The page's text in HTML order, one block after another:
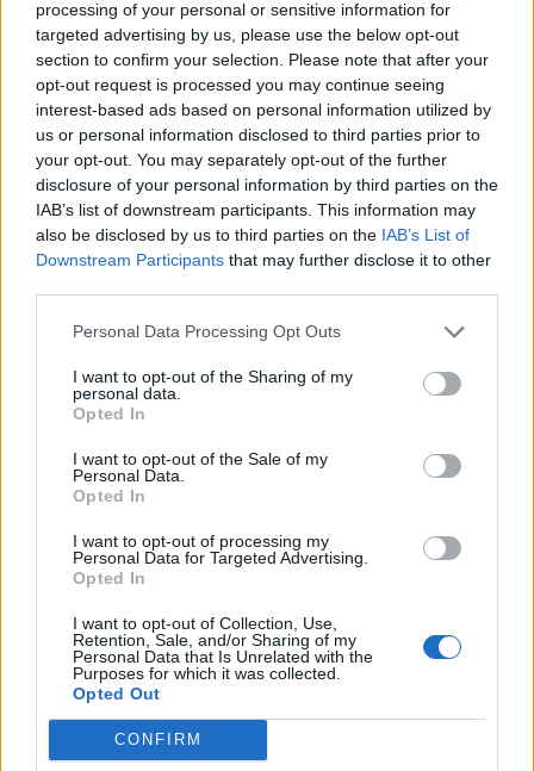
processing of your personal or sensitive information for
targeted advertising by us, please use the below opt-out
section to confirm your selection. Please note that after your
opt-out request is processed you may continue seeing
interest-based ads based on personal information utilized by
us or personal information disclosed to third parties prior to
your opt-out. You may separately opt-out of the further
disclosure of your personal information by third parties on the
IAB’s list of downstream participants. This information may
also be disclosed by us to third parties on the IAB’s List of
Downstream Participants that may further disclose it to other
Personal Data Processing Opt Outs
I want to opt-out of the Sharing of my
personal data.
Opted In
I want to opt-out of the Sale of my
Personal Data.
Opted In
I want to opt-out of processing my
Personal Data for Targeted Advertising.
Opted In
I want to opt-out of Collection, Use,
Retention, Sale, and/or Sharing of my
Personal Data that Is Unrelated with the
Purposes for which it was collected.
Opted Out
CONFIRM
VW: Η δύσκολη εξίσωση της
αναδιάρθρωσης
18η συνεχόμενη χρονιά για τον
ΟΤΕ στη διεθνή σειρά δεικτών
FTSE4Good
Alpha Bank: Για πρώτη φορά το Αρχαίο Θέατρο Επιδαύρου άνοιξε τις
πύλες του σε όλους
ESG Report 2025: Πώς η ΑΒ Βασιλόπουλος μετατρέπει τη
ΠΕΡΙΣΣΌΤΕΡΑ ΣΕ ΑΥΤΉ ΤΗΝ ΚΑΤΗΓΟΡΊΑ
Τα πρωτοσέλιδα της Τρίτης
02/01/2024 - 10:32
Εξαρθρώθηκε κύκλωμα
τραπεζικούς λογαριασμούς